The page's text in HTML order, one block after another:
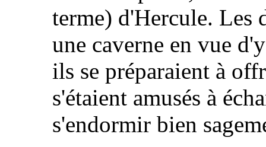
terme) d'Hercule. Les
une caverne en vue
ils se préparaient à
s'étaient amusés à
s'endormir bien